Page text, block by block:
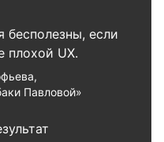
бесполезны, если
плохой UX.
Павловой»